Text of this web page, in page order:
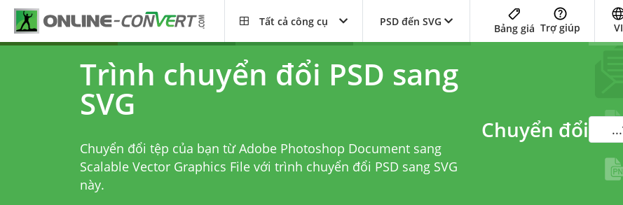
Tất cả công cụ PSD đến SVG
Bảng giá Trợ giúp VI
Trình chuyển đổi PSD sang
SVG
Chuyển đổi tệp của bạn từ Adobe Photoshop Document sang
Scalable Vector Graphics File với trình chuyển đổi PSD sang SVG
này.
Chuyển đổi ...